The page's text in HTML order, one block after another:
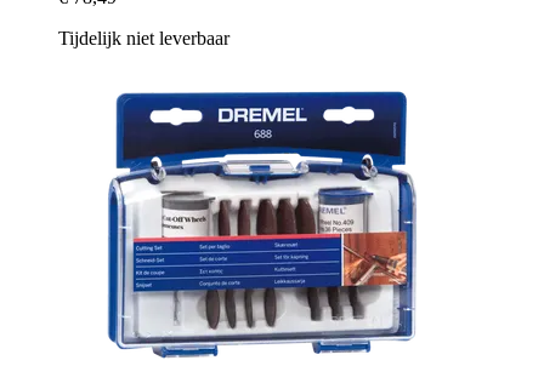
Tijdelijk niet leverbaar